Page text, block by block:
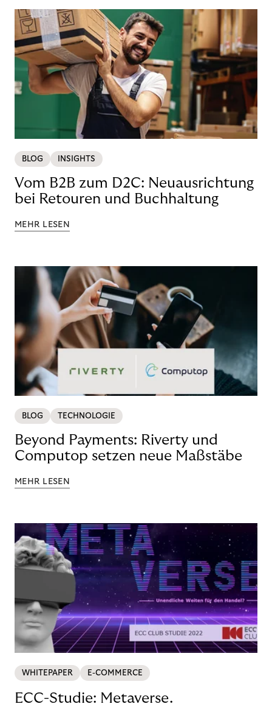
BLOG INSIGHTS
Vom B2B zum D2C: Neuausrichtung
bei Retouren und Buchhaltung
MEHR LESEN
BLOG TECHNOLOGIE
Beyond Payments: Riverty und
Computop setzen neue Maßstäbe
MEHR LESEN
WHITEPAPER E-COMMERCE
ECC-Studie: Metaverse.